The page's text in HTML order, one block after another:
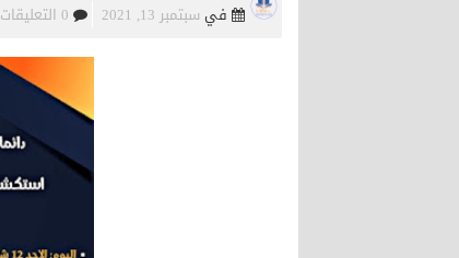
في سبتمبر 13, 2021 0 التعليقات